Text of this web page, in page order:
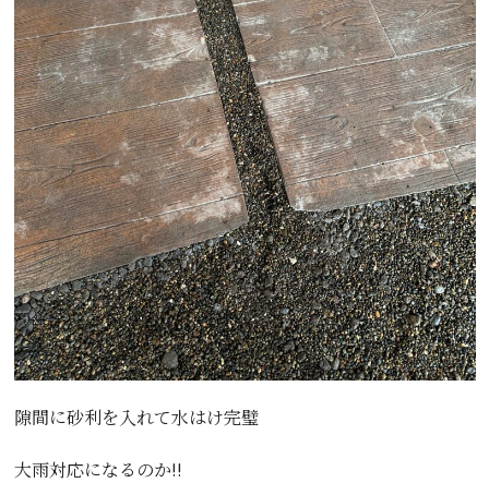
隙間に砂利を入れて水はけ完璧
大雨対応になるのか!!